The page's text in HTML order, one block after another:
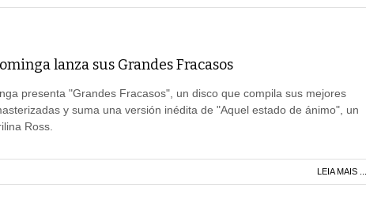
lanza sus Grandes Fracasos
presenta "Grandes Fracasos", un disco que compila sus mejores
y suma una versión inédita de "Aquel estado de ánimo", un
Ross.
LEIA MAIS ...